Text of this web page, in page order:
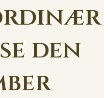
den